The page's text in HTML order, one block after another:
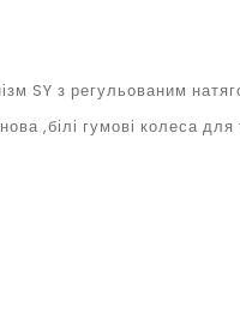
SY з регульованим
,білі гумові колеса для